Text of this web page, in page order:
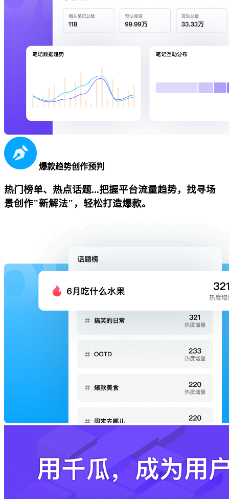
爆款趋势创作预判
热门榜单、热点话题...把握平台流量趋势，找寻场
景创作"新解法"，轻松打造爆款。